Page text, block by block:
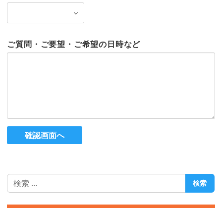
ご質問・ご要望・ご希望の日時など
確認画面へ
検
索
検索